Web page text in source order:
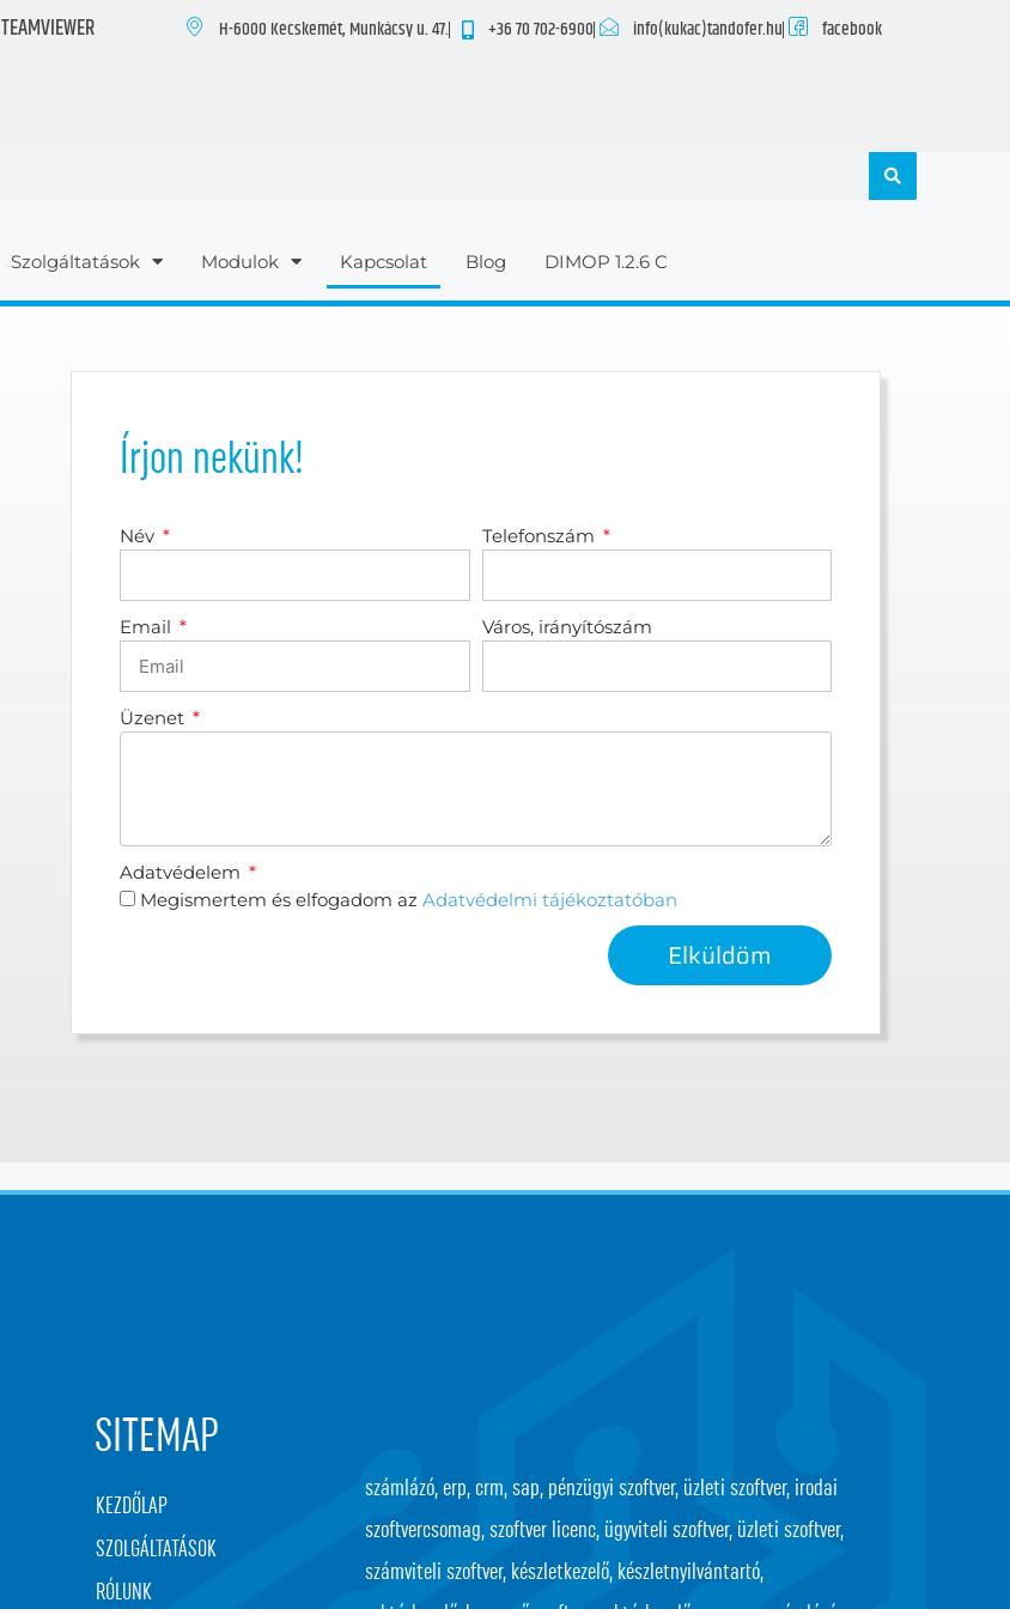
TEAMVIEWER H-6000 Kecskemét, Munkácsy u. 47. +36 70 702-6900 info(kukac)tandofer.hu facebook
Szolgáltatások Modulok Kapcsolat Blog DIMOP 1.2.6 C
Írjon nekünk!
Név Telefonszám
Email Város, irányítószám
Üzenet
Adatvédelem
Megismertem és elfogadom azAdatvédelmi tájékoztatóban
Elküldöm
SITEMAP
KEZDŐLAP
SZOLGÁLTATÁSOK
RÓLUNK
számlázó, erp, crm, sap, pénzügyi szoftver, üzleti szoftver, irodai
szoftvercsomag, szoftver licenc, ügyviteli szoftver, üzleti szoftver,
számviteli szoftver, készletkezelő, készletnyilvántartó,